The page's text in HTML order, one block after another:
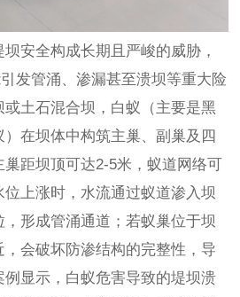
安全构成长期且严峻的威胁，
发管涌、渗漏甚至溃坝等重大险
土石混合坝，白蚁（主要是黑
在坝体中构筑主巢、副巢及四
距坝顶可达2-5米，蚁道网络可
上涨时，水流通过蚁道渗入坝
形成管涌通道；若蚁巢位于坝
会破坏防渗结构的完整性，导
显示，白蚁危害导致的堤坝溃